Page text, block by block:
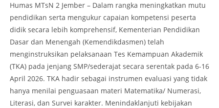
Humas MTsN 2 Jember – Dalam rangka meningkatkan mutu
pendidikan serta mengukur capaian kompetensi peserta
didik secara lebih komprehensif, Kementerian Pendidikan
Dasar dan Menengah (Kemendikdasmen) telah
menginstruksikan pelaksanaan Tes Kemampuan Akademik
(TKA) pada jenjang SMP/sederajat secara serentak pada 6-16
April 2026. TKA hadir sebagai instrumen evaluasi yang tidak
hanya menilai penguasaan materi Matematika/ Numerasi,
Literasi, dan Survei karakter. Menindaklanjuti kebijakan